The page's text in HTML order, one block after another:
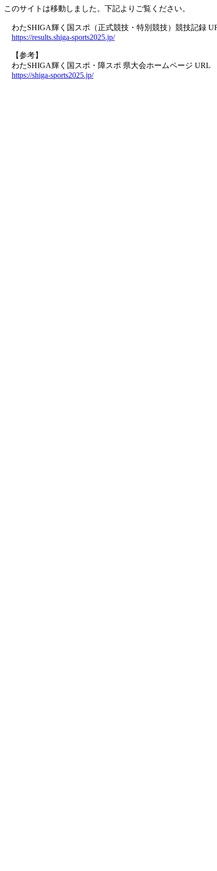
このサイトは移動しました。下記よりご覧ください。
わたSHIGA輝く国スポ（正式競技・特別競技）競技記録
https://results.shiga-sports2025.jp/
【参考】
わたSHIGA輝く国スポ・障スポ 県大会ホームページ URL
https://shiga-sports2025.jp/